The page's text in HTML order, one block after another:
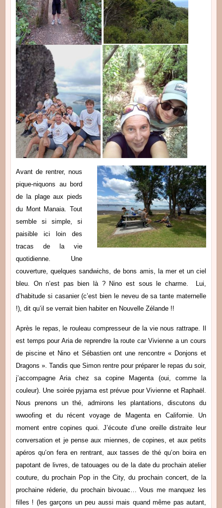
Avant de rentrer, nous
pique-niquons au bord
de la plage aux pieds
du Mont Manaia. Tout
semble si simple, si
paisible ici loin des
tracas de la vie
quotidienne. Une
couverture, quelques sandwichs, de bons amis, la mer et un ciel
bleu. On n’est pas bien là ? Nino est sous le charme. Lui,
d’habitude si casanier (c’est bien le neveu de sa tante maternelle
!), dit qu’il se verrait bien habiter en Nouvelle Zélande !!
Après le repas, le rouleau compresseur de la vie nous rattrape. Il
est temps pour Aria de reprendre la route car Vivienne a un cours
de piscine et Nino et Sébastien ont une rencontre « Donjons et
Dragons ». Tandis que Simon rentre pour préparer le repas du soir,
j’accompagne Aria chez sa copine Magenta (oui, comme la
couleur). Une soirée pyjama est prévue pour Vivienne et Raphaël.
Nous prenons un thé, admirons les plantations, discutons du
wwoofing et du récent voyage de Magenta en Californie. Un
moment entre copines quoi. J’écoute d’une oreille distraite leur
conversation et je pense aux miennes, de copines, et aux petits
apéros qu’on fera en rentrant, aux tasses de thé qu’on boira en
papotant de livres, de tatouages ou de la date du prochain atelier
couture, du prochain Pop in the City, du prochain concert, de la
prochaine réderie, du prochain bivouac… Vous me manquez les
filles ! (les garçons un peu aussi mais quand même pas autant,